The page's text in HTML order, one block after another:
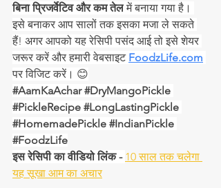
बिना प्रिजर्वेटिव और कम तेल में बनाया गया है।
इसे बनाकर आप सालों तक इसका मजा ले सकते
हैं! अगर आपको यह रेसिपी पसंद आई तो इसे शेयर
जरूर करें और हमारी वेबसाइट FoodzLife.com
पर विजिट करें। 😊
#AamKaAchar #DryMangoPickle
#PickleRecipe #LongLastingPickle
#HomemadePickle #IndianPickle
#FoodzLife
इस रेसिपी का वीडियो लिंक - 10 साल तक चलेगा
यह सूखा आम का अचार